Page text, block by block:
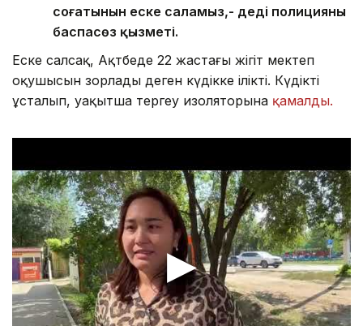
соғатынын еске саламыз,- деді полицияның
баспасөз қызметі.
Еске салсақ, Ақтөбеде 22 жастағы жігіт мектеп
оқушысын зорлады деген күдікке ілікті. Күдікті
ұсталып, уақытша тергеу изоляторына қамалды.